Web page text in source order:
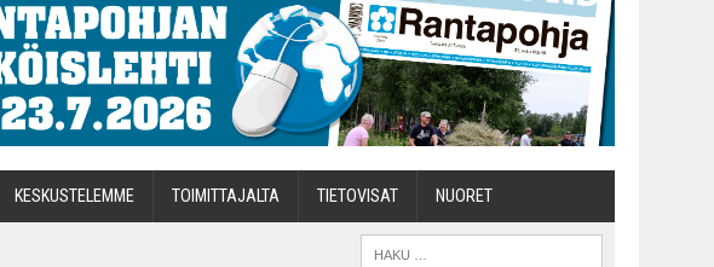
KES­KUS­TE­LEM­ME TOI­MIT­TA­JAL­TA TIETOVISAT NUO­RET